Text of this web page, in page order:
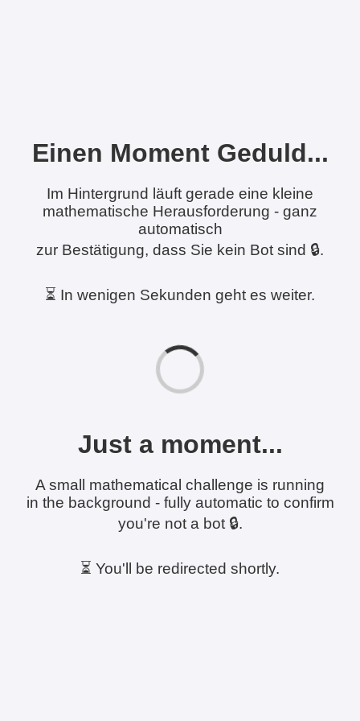
Einen Moment Geduld...
Im Hintergrund läuft gerade eine kleine
mathematische Herausforderung - ganz
automatisch
zur Bestätigung, dass Sie kein Bot sind 🔒.
⏳ In wenigen Sekunden geht es weiter.
Just a moment...
A small mathematical challenge is running
in the background - fully automatic to confirm
you're not a bot 🔒.
⏳ You'll be redirected shortly.